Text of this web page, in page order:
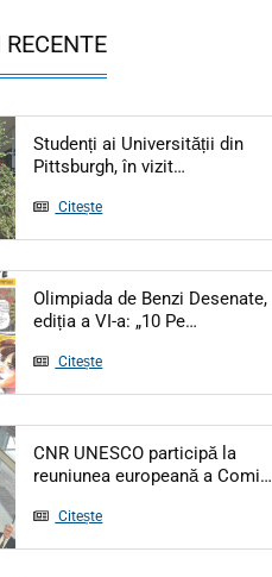
Studenți ai Universității din
Pittsburgh, în vizit…
Citește
Olimpiada de Benzi Desenate,
ediția a VI-a: „10 Pe…
Citește
CNR UNESCO participă la
reuniunea europeană a Comi…
Citește